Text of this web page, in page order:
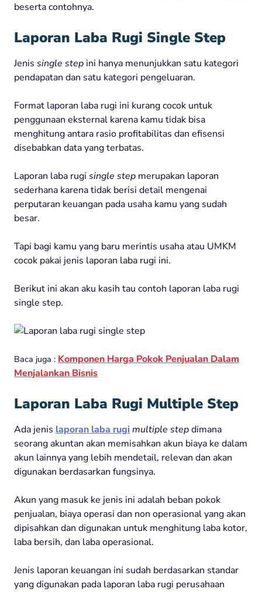
beserta contohnya.
Laporan Laba Rugi Single Step
Jenis single step ini hanya menunjukkan satu kategori
pendapatan dan satu kategori pengeluaran.
Format laporan laba rugi ini kurang cocok untuk
penggunaan eksternal karena kamu tidak bisa
menghitung antara rasio profitabilitas dan efisensi
disebabkan data yang terbatas.
Laporan laba rugi single step merupakan laporan
sederhana karena tidak berisi detail mengenai
perputaran keuangan pada usaha kamu yang sudah
besar.
Tapi bagi kamu yang baru merintis usaha atau UMKM
cocok pakai jenis laporan laba rugi ini.
Berikut ini akan aku kasih tau contoh laporan laba rugi
single step.
Baca juga : Komponen Harga Pokok Penjualan Dalam
Menjalankan Bisnis
Laporan Laba Rugi Multiple Step
Ada jenis laporan laba rugimultiple stepdimana
seorang akuntan akan memisahkan akun biaya ke dalam
akun lainnya yang lebih mendetail, relevan dan akan
digunakan berdasarkan fungsinya.
Akun yang masuk ke jenis ini adalah beban pokok
penjualan, biaya operasi dan non operasional yang akan
dipisahkan dan digunakan untuk menghitung laba kotor,
laba bersih, dan laba operasional.
Jenis laporan keuangan ini sudah berdasarkan standar
yang digunakan pada laporan laba rugi perusahaan